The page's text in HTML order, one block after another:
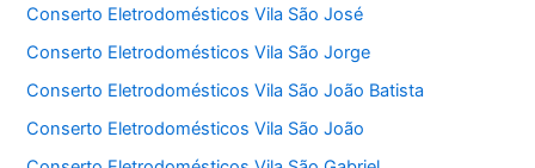
Conserto Eletrodomésticos Vila São José
Conserto Eletrodomésticos Vila São Jorge
Conserto Eletrodomésticos Vila São João Batista
Conserto Eletrodomésticos Vila São João